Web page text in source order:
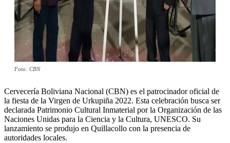
Foto: CBN
Cervecería Boliviana Nacional (CBN) es el patrocinador oficial de
la fiesta de la Virgen de Urkupiña 2022. Esta celebración busca ser
declarada Patrimonio Cultural Inmaterial por la Organización de las
Naciones Unidas para la Ciencia y la Cultura, UNESCO. Su
lanzamiento se produjo en Quillacollo con la presencia de
autoridades locales.